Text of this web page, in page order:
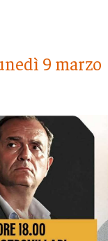
9 marzo